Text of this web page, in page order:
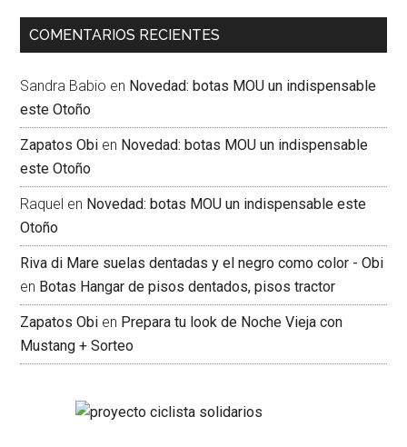
COMENTARIOS RECIENTES
Sandra Babio en Novedad: botas MOU un indispensable
este Otoño
Zapatos Obi en Novedad: botas MOU un indispensable
este Otoño
Raquel en Novedad: botas MOU un indispensable este
Otoño
Riva di Mare suelas dentadas y el negro como color - Obi
en Botas Hangar de pisos dentados, pisos tractor
Zapatos Obi en Prepara tu look de Noche Vieja con
Mustang + Sorteo